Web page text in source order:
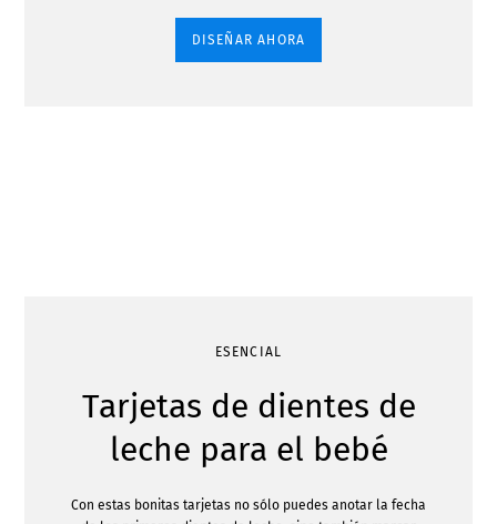
DISEÑAR AHORA
ESENCIAL
Tarjetas de dientes de
leche para el bebé
Con estas bonitas tarjetas no sólo puedes anotar la fecha